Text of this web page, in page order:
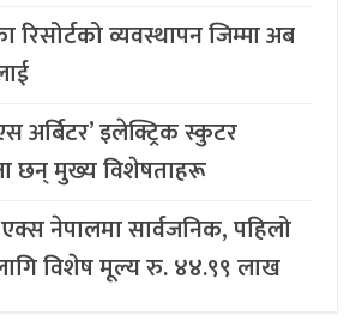
रिसोर्टको व्यवस्थापन जिम्मा अब
अर्बिटर’ इलेक्ट्रिक स्कुटर
छन् मुख्य विशेषताहरू
नेपालमा सार्वजनिक, पहिलो
विशेष मूल्य रु. ४४.९९ लाख